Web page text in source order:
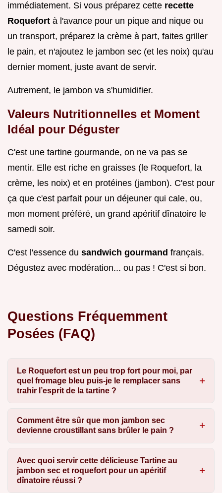
immédiatement. Si vous préparez cette recette
Roquefort à l'avance pour un pique and nique ou
un transport, préparez la crème à part, faites griller
le pain, et n'ajoutez le jambon sec (et les noix) qu'au
dernier moment, juste avant de servir.
Autrement, le jambon va s'humidifier.
Valeurs Nutritionnelles et Moment
Idéal pour Déguster
C'est une tartine gourmande, on ne va pas se
mentir. Elle est riche en graisses (le Roquefort, la
crème, les noix) et en protéines (jambon). C'est pour
ça que c'est parfait pour un déjeuner qui cale, ou,
mon moment préféré, un grand apéritif dînatoire le
samedi soir.
C'est l'essence du sandwich gourmand français.
Dégustez avec modération... ou pas ! C'est si bon.
Questions Fréquemment
Posées (FAQ)
Le Roquefort est un peu trop fort pour moi, par
quel fromage bleu puis-je le remplacer sans
trahir l’esprit de la tartine ?
Comment être sûr que mon jambon sec
devienne croustillant sans brûler le pain ?
Avec quoi servir cette délicieuse Tartine au
jambon sec et roquefort pour un apéritif
dînatoire réussi ?